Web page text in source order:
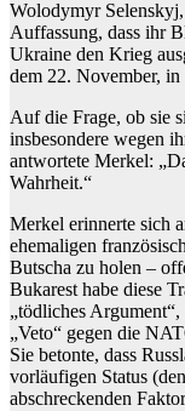
Wolodymyr
Auffassung, dass ihr
Ukraine den Krieg
dem 22. November,
Auf die Frage, ob sie
insbesondere wegen
antwortete Merkel:
Wahrheit.“
Merkel erinnerte sich
ehemaligen
Butscha zu holen –
Bukarest habe diese
„tödliches
„Veto“ gegen die
Sie betonte, dass
vorläufigen Status
abschreckenden